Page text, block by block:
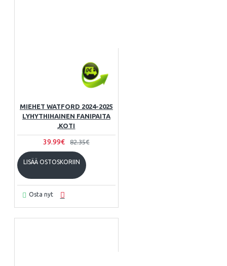
MIEHET WATFORD 2024-2025
LYHYTHIHAINEN FANIPAITA
,KOTI
39.99€ 82.35€
LISÄÄ OSTOSKORIIN
Osta nyt